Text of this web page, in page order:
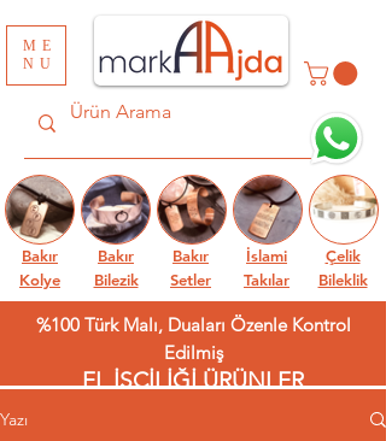
ME
NU
%100 Türk Malı, Duaları Özenle Kontrol
Edilmiş
EL İŞÇİLİĞİ ÜRÜNLER
Bakır
Kolye
Bakır
Bilezik
Bakır
Setler
İslami
Takılar
Çelik
Bileklik
Yazı